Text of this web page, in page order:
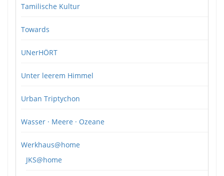
Tamilische Kultur
Towards
UNerHÖRT
Unter leerem Himmel
Urban Triptychon
Wasser · Meere · Ozeane
Werkhaus@home
JKS@home